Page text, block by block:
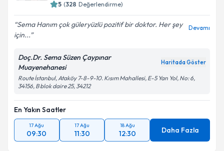
5 (328 Değerlendirme)
Sema Hanım çok güleryüzlü pozitif bir doktor. Her şey
için...
Devamı
Doç.Dr. Sema Süzen Çaypınar
Muayenehanesi
Haritada Göster
Route İstanbul, Ataköy 7-8-9-10. Kısım Mahallesi, E-5 Yan Yol, No: 6,
34156, B blok daire 25, 34212
En Yakın Saatler
17 Ağu
09:30
17 Ağu
11:30
18 Ağu
12:30 Daha Fazla